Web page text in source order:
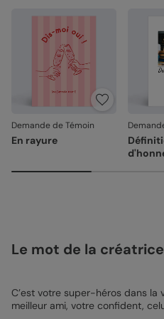
Demande de Témoin
En rayure
Le mot de la créatrice
C’est votre super-héros dans la
meilleur ami, votre confident,